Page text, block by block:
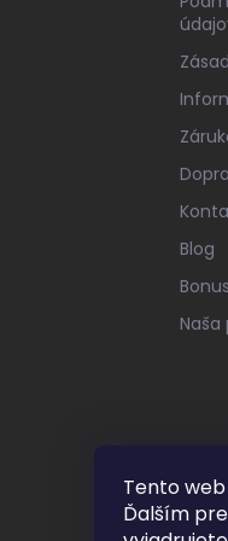
Tento
Ďalším
Blog
Naša